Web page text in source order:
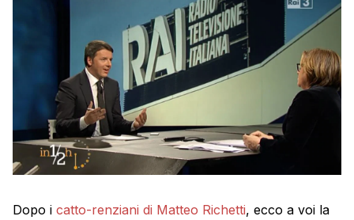
Dopo i catto-renziani di Matteo Richetti, ecco a voi la